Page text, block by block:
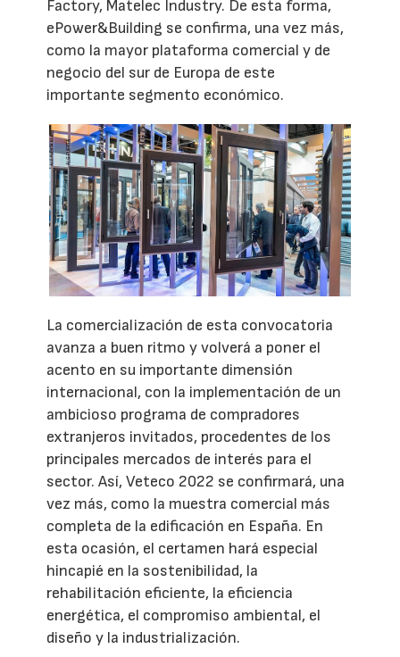
Factory, Matelec Industry. De esta forma,
ePower&Building se confirma, una vez más,
como la mayor plataforma comercial y de
negocio del sur de Europa de este
importante segmento económico.
La comercialización de esta convocatoria
avanza a buen ritmo y volverá a poner el
acento en su importante dimensión
internacional, con la implementación de un
ambicioso programa de compradores
extranjeros invitados, procedentes de los
principales mercados de interés para el
sector. Así, Veteco 2022 se confirmará, una
vez más, como la muestra comercial más
completa de la edificación en España. En
esta ocasión, el certamen hará especial
hincapié en la sostenibilidad, la
rehabilitación eficiente, la eficiencia
energética, el compromiso ambiental, el
diseño y la industrialización.